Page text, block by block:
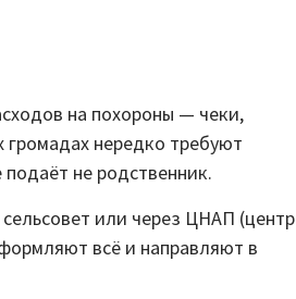
на похороны — чеки,
громадах нередко требуют
не родственник.
или через ЦНАП (центр
всё и направляют в